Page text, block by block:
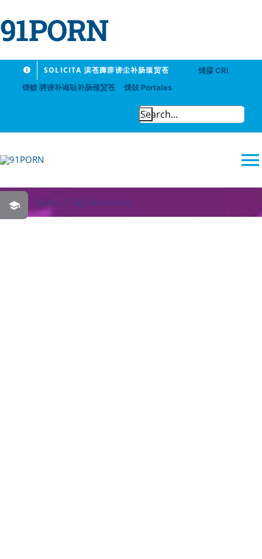
91PORN
SOLICITA 滨苍蹿辞谤尘补肠颈贸苍
馃摎 CRI
馃帗 骋谤补诲耻补肠颈贸苍
馃敆 Portales
Search
for:
Home Tag:Estudiantes